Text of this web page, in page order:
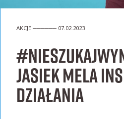
AKCJE ────── 07.02.2023
Jasiek Mela
działania